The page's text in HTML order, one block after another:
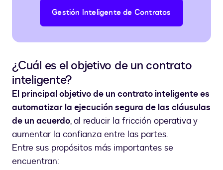
Gestión Inteligente de Contratos
¿Cuál es el objetivo de un contrato
inteligente?
El principal objetivo de un contrato inteligente es
automatizar la ejecución segura de las cláusulas
de un acuerdo, al reducir la fricción operativa y
aumentar la confianza entre las partes.
Entre sus propósitos más importantes se
encuentran: